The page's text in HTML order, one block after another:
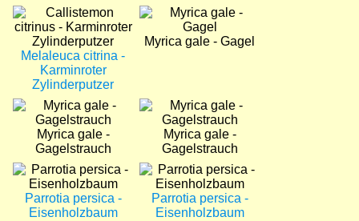
Bild
Melaleuca citrina -
Karminroter
Zylinderputzer
Bild
Myrica gale - Gagel
Bild
Myrica gale -
Gagelstrauch
Bild
Myrica gale -
Gagelstrauch
Bild
Parrotia persica -
Eisenholzbaum
Bild
Parrotia persica -
Eisenholzbaum